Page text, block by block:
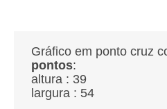
Gráfico em ponto cruz
pontos:
altura : 39
largura : 54